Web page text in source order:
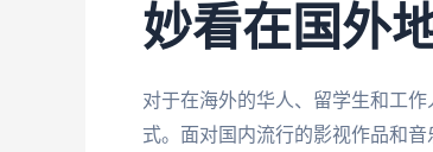
妙看在国外
对于在海外的华人、留学生和工
式。面对国内流行的影视作品和